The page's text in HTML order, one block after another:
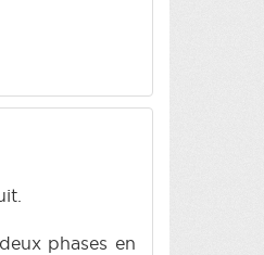
phases en